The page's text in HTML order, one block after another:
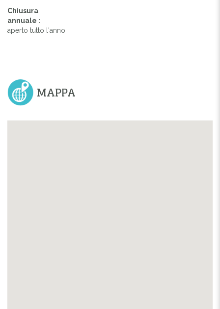
Chiusura
annuale :
aperto tutto l'anno
MAPPA